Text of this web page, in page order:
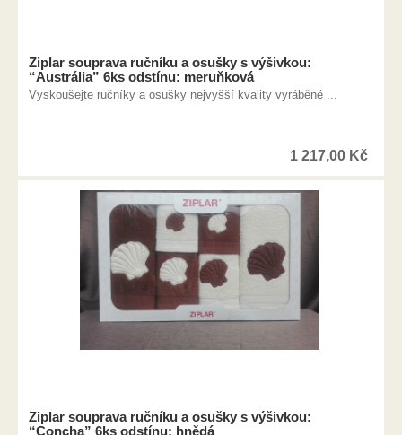
Ziplar souprava ručníku a osušky s výšivkou:
“Austrália” 6ks odstínu: meruňková
Vyskoušejte ručníky a osušky nejvyšší kvality vyráběné ...
1 217,00 Kč
Ziplar souprava ručníku a osušky s výšivkou:
“Concha” 6ks odstínu: hnědá